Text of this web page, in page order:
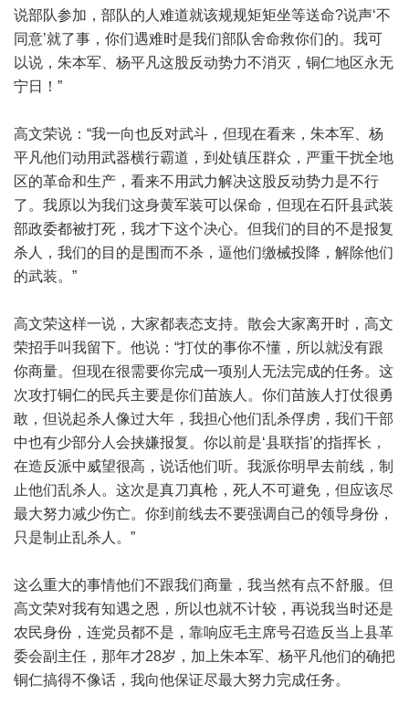
说部队参加，部队的人难道就该规规矩矩坐等送命?说声‘不
同意’就了事，你们遇难时是我们部队舍命救你们的。我可
以说，朱本军、杨平凡这股反动势力不消灭，铜仁地区永无
宁日！”
高文荣说：“我一向也反对武斗，但现在看来，朱本军、杨
平凡他们动用武器横行霸道，到处镇压群众，严重干扰全地
区的革命和生产，看来不用武力解决这股反动势力是不行
了。我原以为我们这身黄军装可以保命，但现在石阡县武装
部政委都被打死，我才下这个决心。但我们的目的不是报复
杀人，我们的目的是围而不杀，逼他们缴械投降，解除他们
的武装。”
高文荣这样一说，大家都表态支持。散会大家离开时，高文
荣招手叫我留下。他说：“打仗的事你不懂，所以就没有跟
你商量。但现在很需要你完成一项别人无法完成的任务。这
次攻打铜仁的民兵主要是你们苗族人。你们苗族人打仗很勇
敢，但说起杀人像过大年，我担心他们乱杀俘虏，我们干部
中也有少部分人会挟嫌报复。你以前是‘县联指’的指挥长，
在造反派中威望很高，说话他们听。我派你明早去前线，制
止他们乱杀人。这次是真刀真枪，死人不可避免，但应该尽
最大努力减少伤亡。你到前线去不要强调自己的领导身份，
只是制止乱杀人。”
这么重大的事情他们不跟我们商量，我当然有点不舒服。但
高文荣对我有知遇之恩，所以也就不计较，再说我当时还是
农民身份，连党员都不是，靠响应毛主席号召造反当上县革
委会副主任，那年才28岁，加上朱本军、杨平凡他们的确把
铜仁搞得不像话，我向他保证尽最大努力完成任务。